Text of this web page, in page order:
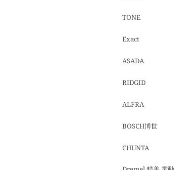
TONE
Exact
ASADA
RIDGID
ALFRA
BOSCH博世
CHUNTA